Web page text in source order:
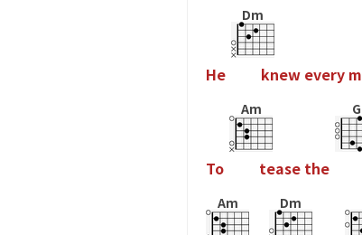
He
Dm
knew every m
To
Am
tease the
G
Am Dm